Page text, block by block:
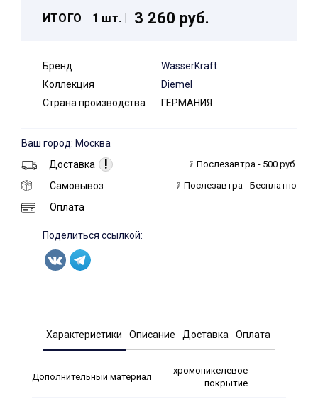
ИТОГО 1 шт. | 3 260 руб.
Бренд
WasserKraft
Коллекция
Diemel
Страна производства
ГЕРМАНИЯ
Ваш город: Москва
Доставка
! Послезавтра - 500 руб.
Самовывоз Послезавтра - Бесплатно
Оплата
Поделиться ссылкой:
Характеристики Описание Доставка Оплата
Дополнительный материал
хромоникелевое
покрытие